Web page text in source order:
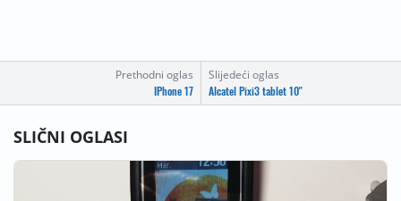
Prethodni oglas
IPhone 17
Slijedeći oglas
Alcatel Pixi3 tablet 10"
SLIČNI OGLASI